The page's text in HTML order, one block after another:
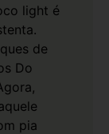
light é
de
Do
pia